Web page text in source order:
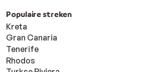
Populaire streken
Kreta
Gran Canaria
Tenerife
Rhodos